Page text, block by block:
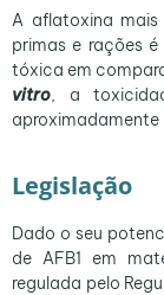
A aflatoxina mais
primas e rações é
tóxica em
vitro, a
aproximadamente
Legislação
Dado o seu
de AFB1 em
regulada pelo